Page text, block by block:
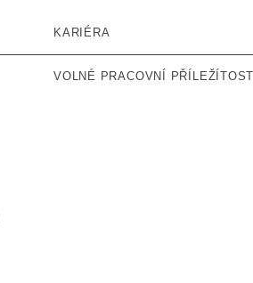
KARIÉRA
VOLNÉ PRACOVNÍ PŘÍLEŽÍTOSTI